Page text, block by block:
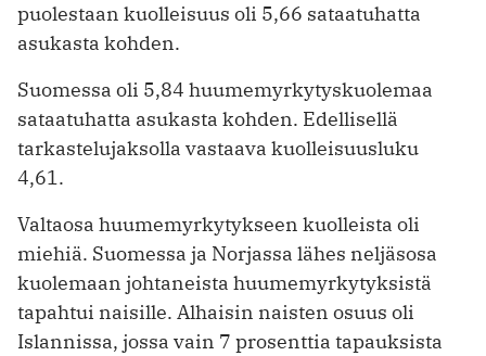
puolestaan kuolleisuus oli 5,66 sataatuhatta
asukasta kohden.
Suomessa oli 5,84 huumemyrkytyskuolemaa
sataatuhatta asukasta kohden. Edellisellä
tarkastelujaksolla vastaava kuolleisuusluku
4,61.
Valtaosa huumemyrkytykseen kuolleista oli
miehiä. Suomessa ja Norjassa lähes neljäsosa
kuolemaan johtaneista huumemyrkytyksistä
tapahtui naisille. Alhaisin naisten osuus oli
Islannissa, jossa vain 7 prosenttia tapauksista